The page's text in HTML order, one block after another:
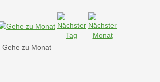
Gehe zu Monat